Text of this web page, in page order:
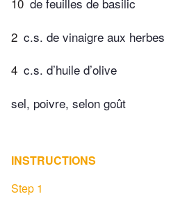
2 c.s. de vinaigre aux herbes
4 c.s. d’huile d’olive
sel, poivre, selon goût
INSTRUCTIONS
Step 1